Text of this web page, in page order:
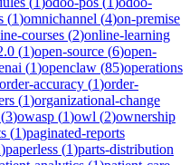
(1)omnichannel (4)on-premise
courses (2)online-learning
(1)open-source (6)open-
(1)openclaw (85)operations
order-accuracy (1)order-
(1)organizational-change
(3)owasp (1)owl (2)ownership
(1)paginated-reports
)paperless (1)parts-distribution